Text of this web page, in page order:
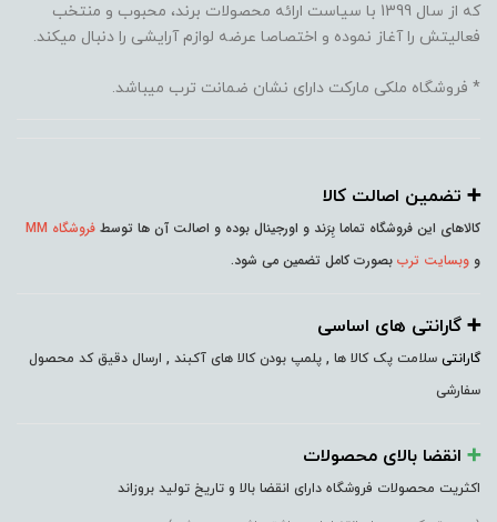
که از سال 1399 با سیاست ارائه محصولات برند، محبوب و منتخب
فعالیتش را آغاز نموده و اختصاصا عرضه لوازم آرایشی را دنبال میکند.
* فروشگاه ملکی مارکت دارای نشان ضمانت ترب میباشد.
➕️ تضمین اصالت کالا
کالاهای این فروشگاه تماما بِرَند و اورجینال بوده و اصالت آن ها توسط فروشگاه MM
و وبسایت ترب بصورت کامل تضمین می شود.
➕️ گارانتی های اساسی
گارانتی سلامت پک کالا ها , پلمپ بودن کالا های آکبند , ارسال دقیق کد محصول
سفارشی
➕️ انقضا بالای محصولات
اکثریت محصولات فروشگاه دارای انقضا بالا و تاریخ تولید بروزاند